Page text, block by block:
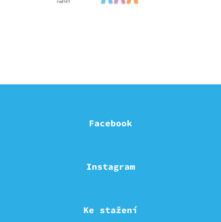
Facebook
Instagram
Ke stažení